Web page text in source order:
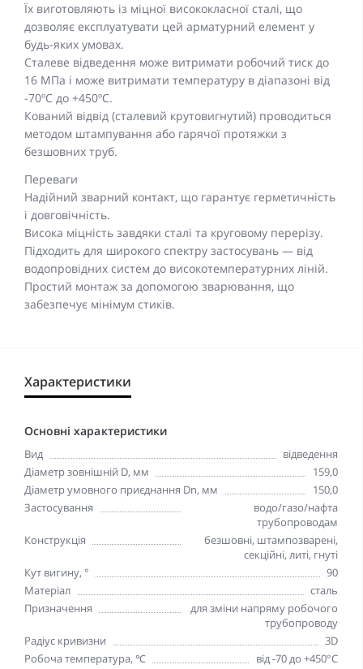
Їх виготовляють із міцної висококласної сталі, що
дозволяє експлуатувати цей арматурний елемент у
будь-яких умовах.
Сталеве відведення може витримати робочий тиск до
16 МПа і може витримати температуру в діапазоні від
-70ºC до +450ºC.
Кований відвід (сталевий крутовигнутий) проводиться
методом штампування або гарячої протяжки з
безшовних труб.
Переваги
Надійний зварний контакт, що гарантує герметичність
і довговічність.
Висока міцність завдяки сталі та круговому перерізу.
Підходить для широкого спектру застосувань — від
водопровідних систем до високотемпературних ліній.
Простий монтаж за допомогою зварювання, що
забезпечує мінімум стиків.
Характеристики
Основні характеристики
Вид
відведення
Діаметр зовнішній D, мм
159,0
Діаметр умовного приєднання Dn, мм
150,0
Застосування
водо/газо/нафта
трубопроводам
Конструкція
безшовні, штампозварені,
секційні, литі, гнуті
Кут вигину, °
90
Матеріал
сталь
Призначення
для зміни напряму робочого
трубопроводу
Радіус кривизни
3D
Робоча температура, ℃
від -70 до +450°С